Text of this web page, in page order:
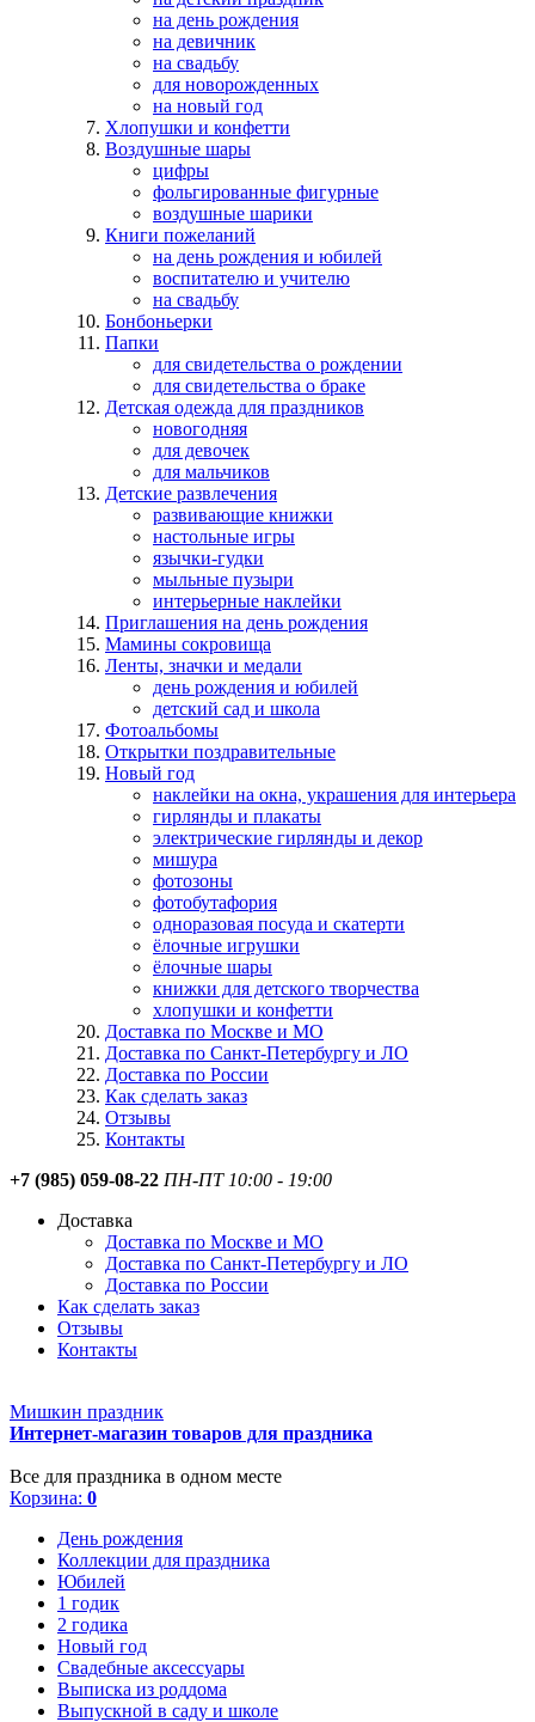
на день рождения
на девичник
на свадьбу
для новорожденных
на новый год
Хлопушки и конфетти
Воздушные шары
цифры
фольгированные фигурные
воздушные шарики
Книги пожеланий
на день рождения и юбилей
воспитателю и учителю
на свадьбу
Бонбоньерки
Папки
для свидетельства о рождении
для свидетельства о браке
Детская одежда для праздников
новогодняя
для девочек
для мальчиков
Детские развлечения
развивающие книжки
настольные игры
язычки-гудки
мыльные пузыри
интерьерные наклейки
Приглашения на день рождения
Мамины сокровища
Ленты, значки и медали
день рождения и юбилей
детский сад и школа
Фотоальбомы
Открытки поздравительные
Новый год
наклейки на окна, украшения для интерьера
гирлянды и плакаты
электрические гирлянды и декор
мишура
фотозоны
фотобутафория
одноразовая посуда и скатерти
ёлочные игрушки
ёлочные шары
книжки для детского творчества
хлопушки и конфетти
Доставка по Москве и МО
Доставка по Санкт-Петербургу и ЛО
Доставка по России
Как сделать заказ
Отзывы
Контакты
+7 (985) 059-08-22 ПН-ПТ 10:00 - 19:00
Доставка
Доставка по Москве и МО
Доставка по Санкт-Петербургу и ЛО
Доставка по России
Как сделать заказ
Отзывы
Контакты
Мишкин праздник
Интернет-магазин товаров для праздника
Все для праздника в одном месте
Корзина: 0
День рождения
Коллекции для праздника
Юбилей
1 годик
2 годика
Новый год
Свадебные аксессуары
Выписка из роддома
Выпускной в саду и школе